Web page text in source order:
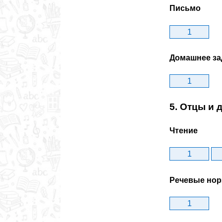
Письмо
1
Домашнее
1
5. Отцы и
Чтение
1
Речевые
1